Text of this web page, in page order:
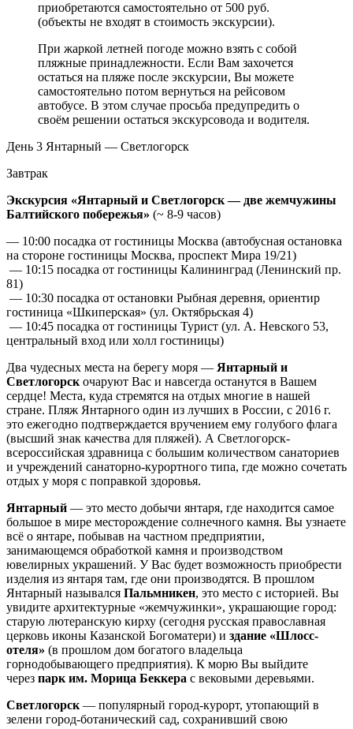
приобретаются самостоятельно от 500 руб.
(объекты не входят в стоимость экскурсии).
При жаркой летней погоде можно взять с собой
пляжные принадлежности. Если Вам захочется
остаться на пляже после экскурсии, Вы можете
самостоятельно потом вернуться на рейсовом
автобусе. В этом случае просьба предупредить о
своём решении остаться экскурсовода и водителя.
День 3 Янтарный — Светлогорск
Завтрак
Экскурсия «Янтарный и Светлогорск — две жемчужины
Балтийского побережья» (~ 8-9 часов)
— 10:00 посадка от гостиницы Москва (автобусная остановка
на стороне гостиницы Москва, проспект Мира 19/21)
— 10:15 посадка от гостиницы Калининград (Ленинский пр.
81)
— 10:30 посадка от остановки Рыбная деревня, ориентир
гостиница «Шкиперская» (ул. Октябрьская 4)
— 10:45 посадка от гостиницы Турист (ул. А. Невского 53,
центральный вход или холл гостиницы)
Два чудесных места на берегу моря — Янтарный и
Светлогорск очаруют Вас и навсегда останутся в Вашем
сердце! Места, куда стремятся на отдых многие в нашей
стране. Пляж Янтарного один из лучших в России, с 2016 г.
это ежегодно подтверждается вручением ему голубого флага
(высший знак качества для пляжей). А Светлогорск-
всероссийская здравница с большим количеством санаториев
и учреждений санаторно-курортного типа, где можно сочетать
отдых у моря с поправкой здоровья.
Янтарный — это место добычи янтаря, где находится самое
большое в мире месторождение солнечного камня. Вы узнаете
всё о янтаре, побывав на частном предприятии,
занимающемся обработкой камня и производством
ювелирных украшений. У Вас будет возможность приобрести
изделия из янтаря там, где они производятся. В прошлом
Янтарный назывался Пальмникен, это место с историей. Вы
увидите архитектурные «жемчужинки», украшающие город:
старую лютеранскую кирху (сегодня русская православная
церковь иконы Казанской Богоматери) и здание «Шлосс-
отеля» (в прошлом дом богатого владельца
горнодобывающего предприятия). К морю Вы выйдите
через парк им. Морица Беккера с вековыми деревьями.
Светлогорск — популярный город-курорт, утопающий в
зелени город-ботанический сад, сохранивший свою